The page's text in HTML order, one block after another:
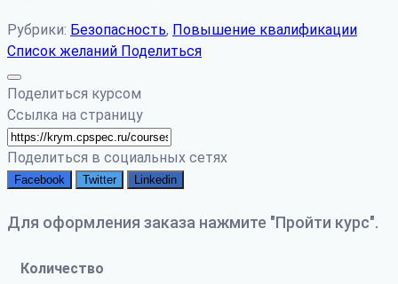
Рубрики: Безопасность, Повышение квалификации
Список желаний Поделиться
Поделиться курсом
Ссылка на страницу
Поделиться в социальных сетях
Facebook Twitter Linkedin
Для оформления заказа нажмите "Пройти курс".
Количество